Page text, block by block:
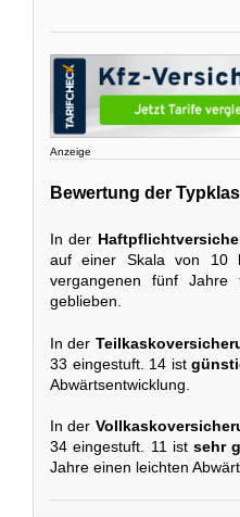
Anzeige
Bewertung der
In der
auf einer Skala von 10
vergangenen fünf Jahre
geblieben.
In der
33 eingestuft. 14 ist
Abwärtsentwicklung.
In der
34 eingestuft. 11 istsehr
Jahre einen leichten